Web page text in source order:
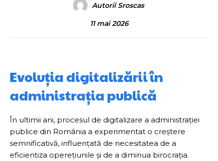
Autorii Sroscas
11 mai 2026
Evoluția digitalizării în
administrația publică
În ultimii ani, procesul de digitalizare a administrației
publice din România a experimentat o creștere
semnificativă, influențată de necesitatea de a
eficientiza operețiunile și de a diminua birocrația.